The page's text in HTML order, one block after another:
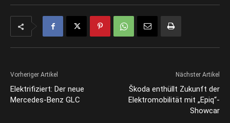
Vorheriger Artikel
Elektrifiziert: Der neue
Mercedes-Benz GLC
Nächster Artikel
Škoda enthüllt Zukunft der
Elektromobilität mit „Epiq“-
Showcar